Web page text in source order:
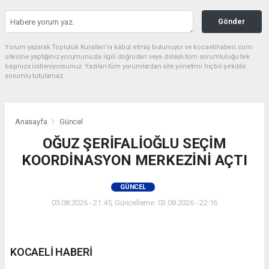
Gönder
Yorum yazarak Topluluk Kuralları’nı kabul etmiş bulunuyor ve kocaelihaberi.com
sitesine yaptığınız yorumunuzla ilgili doğrudan veya dolaylı tüm sorumluluğu tek
başınıza üstleniyorsunuz. Yazılan tüm yorumlardan site yönetimi hiçbir şekilde
sorumlu tutulamaz.
Anasayfa Güncel
OĞUZ ŞERİFALİOĞLU SEÇİM
KOORDİNASYON MERKEZİNİ AÇTI
GÜNCEL
03.08.2026 - 21:45, Güncelleme: 03.08.2026 - 22:16
KOCAELİ HABERİ